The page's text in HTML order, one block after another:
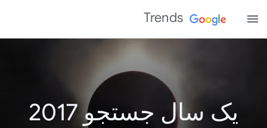
Trends
یک سال جستجو 2017